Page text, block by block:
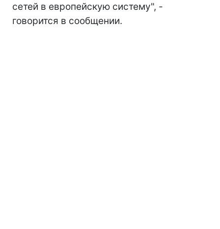
сетей в европейскую систему", -
говорится в сообщении.